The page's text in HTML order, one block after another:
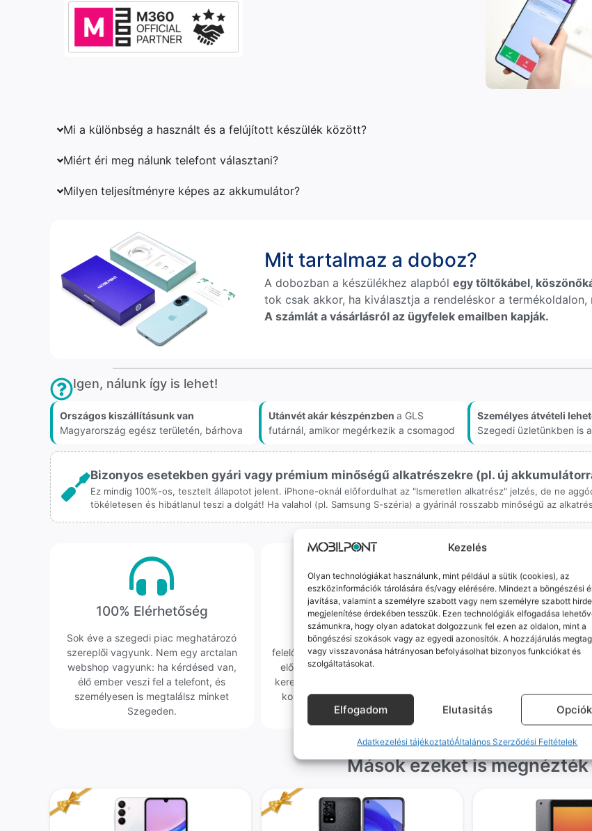
Kezelés
Olyan technológiákat használunk, mint például a sütik (cookies), az
eszközinformációk tárolására és/vagy elérésére. Mindezt a böngészési
javítása, valamint a személyre szabott vagy nem személyre szabott
megjelenítése érdekében tesszük. Ezen technológiák elfogadása
számunkra, hogy olyan adatokat dolgozzunk fel ezen az oldalon, mint a
böngészési szokások vagy az egyedi azonosítók. A hozzájárulás
vagy visszavonása hátrányosan befolyásolhat bizonyos funkciókat és
szolgáltatásokat.
Elfogadom Elutasitás Opciók
Adatkezelési tájékoztatóÁltalános Szerződési Feltételek
Mi a különbség a használt és a felújított készülék között?
Miért éri meg nálunk telefont választani?
Milyen teljesítményre képes az akkumulátor?
Mit tartalmaz a doboz?
A dobozban a készülékhez alapbólegy töltőkábel,
tok csak akkor, ha kiválasztja a rendeléskor a
A számlát a vásárlásról az ügyfelek emailben kapják.
Igen, nálunk így is lehet!
Országos kiszállításunk van
Magyarország egész területén, bárhova
Utánvét akár készpénzben a GLS
futárnál, amikor megérkezik a csomagod
Személyes átvételi
Szegedi üzletünkben is
Bizonyos esetekben gyári vagy prémium minőségű alkatrészekre (pl. új
Ez mindig 100%-os, tesztelt állapotot jelent. iPhone-oknál előfordulhat az "Ismeretlen alkatrész" jelzés, de ne
tökéletesen és hibátlanul teszi a dolgát! Ha valahol (pl. Samsung S-széria) a gyárinál rosszabb minőségű az
100% Elérhetőség
Sok éve a szegedi piac meghatározó
szereplői vagyunk. Nem egy arctalan
webshop vagyunk: ha kérdésed van,
élő ember veszi fel a telefont, és
személyesen is megtalálsz minket
Szegeden.
Korrekt Ügyintézés
Hibázni emberi dolog, de a
felelősségvállalás nálunk alap. Ha ritkán
előfordul egy hiba, nem kifogásokat
keresünk, hanem megoldást. Szakértő
kollégáink azonnal kézbe veszik az
ügyedet.
Ingyenes Futár
Ha messze laksz,
készülékért.
esetén küldjük a
telefont, és javítva
küldjük vissza –
költséggel
Mások ezeket is megnézték